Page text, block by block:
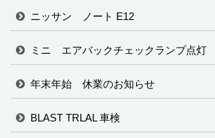
ニッサン ノート E12
ミニ エアバックチェックランプ点灯
年末年始 休業のお知らせ
BLAST TRLAL 車検